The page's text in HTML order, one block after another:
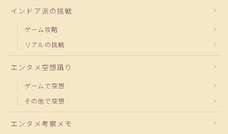
インドア派の挑戦
ゲーム攻略
リアルの挑戦
エンタメ空想語り
ゲームで空想
その他で空想
エンタメ考察メモ